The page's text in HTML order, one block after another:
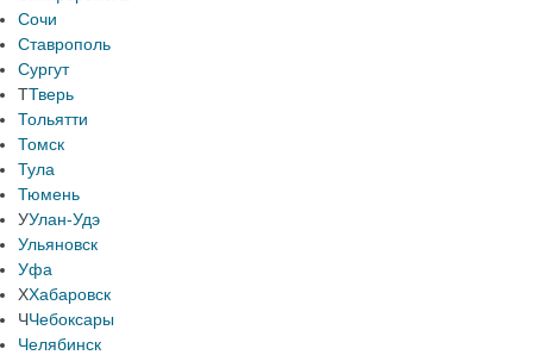
Сочи
Ставрополь
Сургут
ТТверь
Тольятти
Томск
Тула
Тюмень
УУлан-Удэ
Ульяновск
Уфа
ХХабаровск
ЧЧебоксары
Челябинск